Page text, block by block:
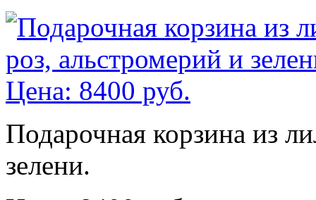
Подарочная корзина из
зелени.